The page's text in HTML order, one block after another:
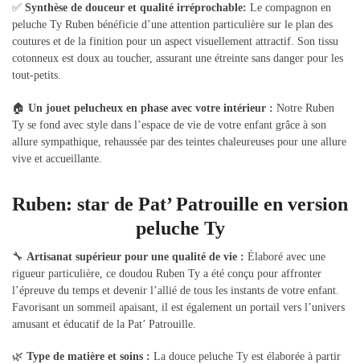
✅ Synthèse de douceur et qualité irréprochable: Le compagnon en
peluche Ty Ruben bénéficie d’une attention particulière sur le plan des
coutures et de la finition pour un aspect visuellement attractif. Son tissu
cotonneux est doux au toucher, assurant une étreinte sans danger pour les
tout-petits.
🏠 Un jouet pelucheux en phase avec votre intérieur : Notre Ruben
Ty se fond avec style dans l’espace de vie de votre enfant grâce à son
allure sympathique, rehaussée par des teintes chaleureuses pour une allure
vive et accueillante.
Ruben: star de Pat’ Patrouille en version
peluche Ty
🔧 Artisanat supérieur pour une qualité de vie : Élaboré avec une
rigueur particulière, ce doudou Ruben Ty a été conçu pour affronter
l’épreuve du temps et devenir l’allié de tous les instants de votre enfant.
Favorisant un sommeil apaisant, il est également un portail vers l’univers
amusant et éducatif de la Pat’ Patrouille.
🌿 Type de matière et soins : La douce peluche Ty est élaborée à partir